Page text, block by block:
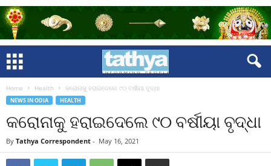
Home Health କରୋନାକୁ ହରାଇଦେଲେ ୯୦ ବର୍ଷୀୟା ବୃଦ୍ଧା
NEWS IN ODIA HEALTH
କରୋନାକୁ ହରାଇଦେଲେ ୯୦ ବର୍ଷୀୟା ବୃଦ୍ଧା
By Tathya Correspondent - May 16, 2021